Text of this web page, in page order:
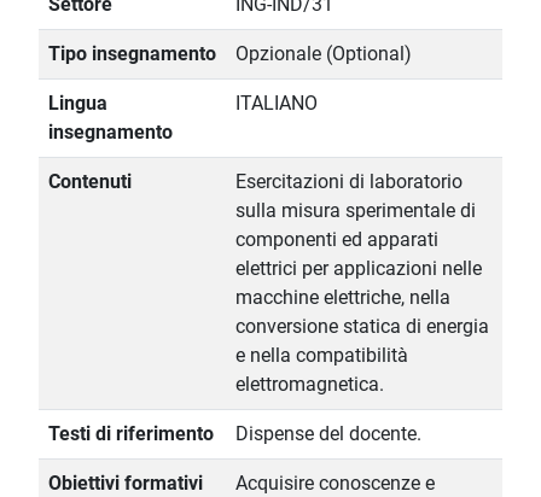
Settore ING-IND/31
Tipo insegnamento Opzionale (Optional)
Lingua
insegnamento
ITALIANO
Contenuti
Esercitazioni di laboratorio
sulla misura sperimentale di
componenti ed apparati
elettrici per applicazioni nelle
macchine elettriche, nella
conversione statica di energia
e nella compatibilità
elettromagnetica.
Testi di riferimento Dispense del docente.
Obiettivi formativi
Acquisire conoscenze e